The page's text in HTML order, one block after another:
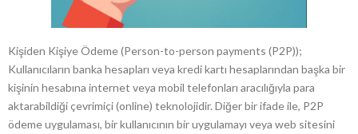
Kişiden Kişiye Ödeme (Person-to-person payments (P2P));
Kullanıcıların banka hesapları veya kredi kartı hesaplarından başka bir
kişinin hesabına internet veya mobil telefonları aracılığıyla para
aktarabildiği çevrimiçi (online) teknolojidir. Diğer bir ifade ile, P2P
ödeme uygulaması, bir kullanıcının bir uygulamayı veya web sitesini